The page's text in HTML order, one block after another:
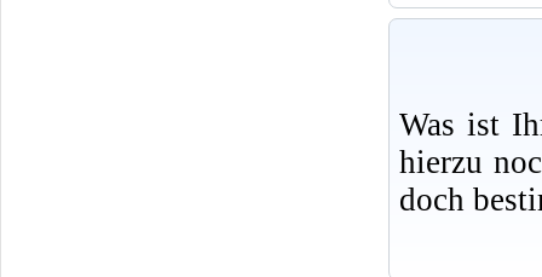
Was ist
hierzu
doch